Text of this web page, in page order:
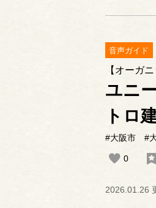
音声ガイド
【オーガ
ユニ
トロ
#大阪市 #
0
2026.01.26